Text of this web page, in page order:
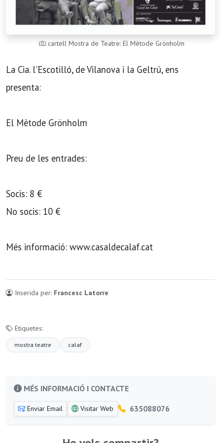
cartell Mostra de Teatre: El Mètode Grönholm
La Cia. l'Escotilló, de Vilanova i la Geltrú, ens
presenta:
El Mètode Grönholm
Preu de les entrades:
Socis: 8 €
No socis: 10 €
Més informació: www.casaldecalaf.cat
Inserida per: Francesc Latorre
Etiquetes:
mostra teatre calaf
MÉS INFORMACIÓ I CONTACTE
Enviar Email Visitar Web 635088076